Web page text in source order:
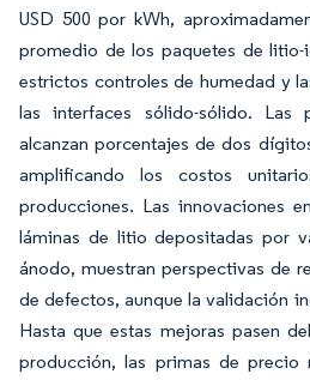
USD 500 por kWh,
promedio de los paquetes de
estrictos controles de humedad y
las interfaces sólido-sólido. Las
alcanzan porcentajes de dos
amplificando los costos
producciones. Las innovaciones
láminas de litio depositadas por
ánodo, muestran perspectivas de
de defectos, aunque la validación
Hasta que estas mejoras pasen
producción, las primas de precio